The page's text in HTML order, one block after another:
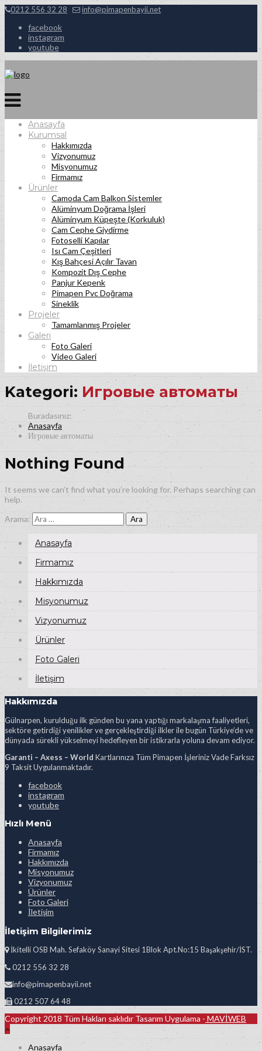
0212 556 32 28 info@pimapenbayii.net
facebook
instagram
youtube
Anasayfa
Kurumsal
Hakkımızda
Vizyonumuz
Misyonumuz
Firmamız
Ürünler
Camoda Cam Balkon Sistemler
Alüminyum Doğrama İşleri
Alüminyum Küpeşte (Korkuluk)
Cam Cephe Giydirme
Fotoselli Kapılar
Isı Cam Çeşitleri
Kış Bahçesi Açılır Tavan
Kompozit Dış Cephe
Panjur Kepenk
Pimapen Pvc Doğrama
Sineklik
Projeler
Tamamlanmış Projeler
Galeri
Foto Galeri
Video Galeri
İletişim
Kategori: Игровые автоматы
Anasayfa
Игровые автоматы
Nothing Found
It seems we can’t find what you’re looking for. Perhaps searching can
help.
Arama:
Anasayfa
Firmamız
Hakkımızda
Misyonumuz
Vizyonumuz
Ürünler
Foto Galeri
İletişim
Hakkımızda
Gülnarpen, kurulduğu ilk günden bu yana yaptığı markalaşma faaliyetleri,
sektöre getirdiği yenilikler ve gerçekleştirdiği ilkler ile bugün Türkiye’de ve
dünyada sürekli yükselmeyi hedefleyen bir istikrarla yoluna devam ediyor.
Garanti – Axess – World Kartlarınıza Tüm Pimapen İşleriniz Vade Farksız
9 Taksit Uygulanmaktadır.
facebook
instagram
youtube
Hızlı Menü
Anasayfa
Firmamız
Hakkımızda
Misyonumuz
Vizyonumuz
Ürünler
Foto Galeri
İletişim
İletişim Bilgilerimiz
İkitelli OSB Mah. Sefaköy Sanayi Sitesi 1Blok Apt.No:15 Başakşehir/İST.
0212 556 32 28
info@pimapenbayii.net
0212 507 64 48
Copyright 2018 Tüm Hakları saklıdır Tasarım Uygulama - MAVİWEB
Anasayfa